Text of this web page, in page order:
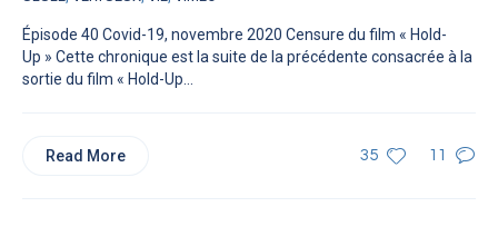
Épisode 40 Covid-19, novembre 2020 Censure du film « Hold-
Up » Cette chronique est la suite de la précédente consacrée à la
sortie du film « Hold-Up...
35 11
Read More